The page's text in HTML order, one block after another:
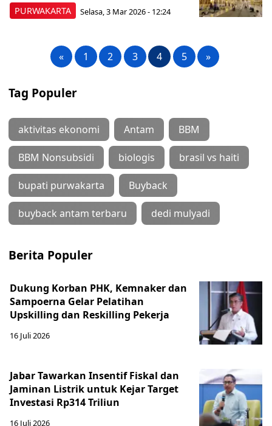
PURWAKARTA Selasa, 3 Mar 2026 - 12:24
« 1 2 3 4 5 »
Tag Populer
aktivitas ekonomi Antam BBM
BBM Nonsubsidi biologis brasil vs haiti
bupati purwakarta Buyback
buyback antam terbaru dedi mulyadi
Berita Populer
Dukung Korban PHK, Kemnaker dan
Sampoerna Gelar Pelatihan
Upskilling dan Reskilling Pekerja
16 Juli 2026
Jabar Tawarkan Insentif Fiskal dan
Jaminan Listrik untuk Kejar Target
Investasi Rp314 Triliun
16 Juli 2026